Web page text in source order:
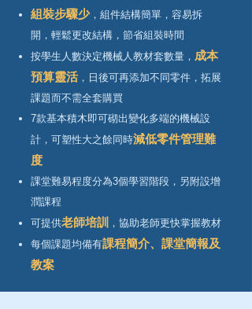
組裝步驟少，組件結構簡單，容易拆
開，輕鬆更改結構，節省組裝時間
按學生人數決定機械人教材套數量， 成本
預算靈活，日後可再添加不同零件，拓展
課題而不需全套購買
7款基本積木即可砌出變化多端的機械設
計，可塑性大之餘同時減低零件管理難
度
課堂難易程度分為3個學習階段，另附設增
潤課程
可提供老師培訓 ，協助老師更快掌握教材
每個課題均備有課程簡介、課堂簡報及
教案